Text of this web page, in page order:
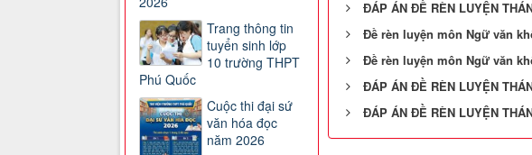
ĐÁP ÁN ĐỀ RÈN LUYỆN
Đề rèn luyện môn Ngữ văn
Đề rèn luyện môn Ngữ văn
ĐÁP ÁN ĐỀ RÈN LUYỆN
ĐÁP ÁN ĐỀ RÈN LUYỆN
Trang thông tin
tuyển sinh lớp
10 trường THPT
Phú Quốc
Cuộc thi đại sứ
văn hóa đọc
năm 2026